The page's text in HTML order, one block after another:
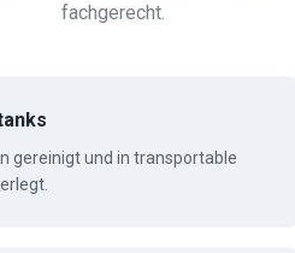
fachgerecht.
gereinigt und in transportable